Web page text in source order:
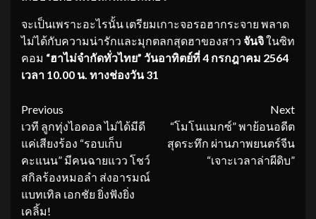
จะเป็นเพราะอะไรนั้น เตรียมเกาะจอรอฮากระจาย พลาด
ไม่ได้กับความน่ารักและมุกตลกสุดฮาของสาว จันจิในซิท
คอม “ฮาไม่จำกัดทั่วไทย” วันอาทิตย์ที่ 4 กรกฎาคม 2564
เวลา 10.00 น. ทางช่องวัน 31
Continue
Reading
Previous
เวที ลูกทุ่งไอดอล ไม่ได้มีดี
แค่เสียงร้อง “รอบเก็บ
คะแนน” มีคนฉายแวว โชว์
สกิลร้องหมอลำ ส่งอารมณ์
แบทเทิล เอกชัย ยิ่งฟังยิ่ง
เคลิ้ม!
Next
“โมโนแมกซ์” พาย้อนอดีต
สุดระทึก ผ่านภาพยนตร์จีน
“เจาะเวลาล่าผีดิบ”